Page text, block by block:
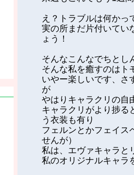
え？トラブルは何かっ
実の所まだ片付いてい
ょう！
そんなこんなでちとし
そんな私を癒すのはト
いやー楽しいです、さ
が
やはりキャラクリの自
キャラクリがより捗る
う衣装も有り
フェルンとかフェイス
せんが）
私は、エヴァキャラと
私のオリジナルキャラ